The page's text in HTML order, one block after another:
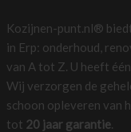
Kozijnen-punt.nl®
in Erp: onderhoud,
van A tot Z. U heeft één
Wij verzorgen de
schoon opleveren van
tot 20 jaar garantie.